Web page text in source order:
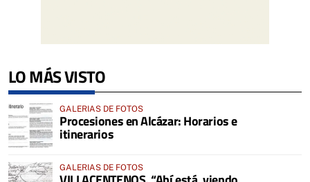
LO MÁS VISTO
GALERIAS DE FOTOS
Procesiones en Alcázar: Horarios e
itinerarios
GALERIAS DE FOTOS